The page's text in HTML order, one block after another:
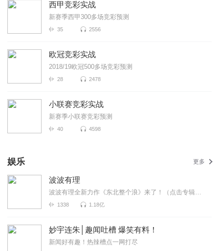
西甲竞彩实战
新赛季西甲300多场竞彩预测
35 2556
欧冠竞彩实战
2018/19欧冠500多场竞彩预测
28 2478
小联赛竞彩实战
新赛季小联赛竞彩预测
40 4598
娱乐 更多
波波有理
波波有理全新力作《东北整个浪》来了！（点击专辑名即刻收听）这是一场来自东北的脱口秀嘉年华，波波笑...
1338 1.18亿
妙宇连朱│趣闻吐槽 爆笑有料！
新闻好有趣！热辣槽点一网打尽